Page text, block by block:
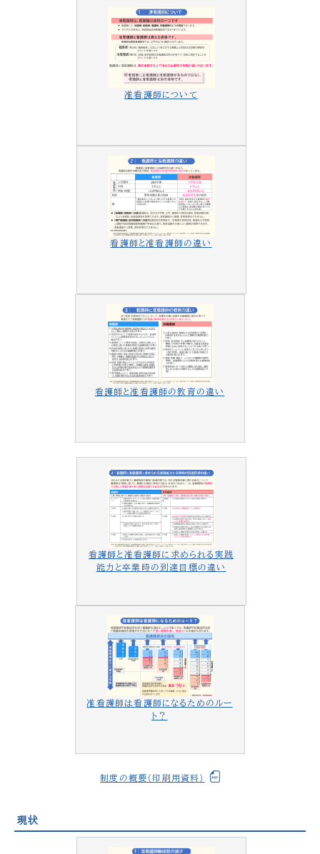
准看護師について
看護師と准看護師の違い
看護師と准看護師の教育の違い
看護師と准看護師に求められる実践
能力と卒業時の到達目標の違い
准看護師は看護師になるためのルー
ト？
制度の概要（印刷用資料）
現状